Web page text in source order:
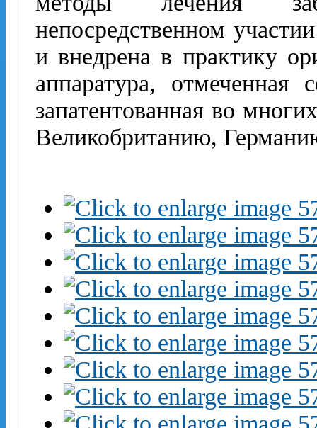
непосредственном
и внедрена в практику
аппаратура,
запатентованная во
Великобританию,